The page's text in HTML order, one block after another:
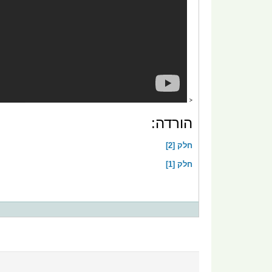
<
הורדה:
חלק [2]
חלק [1]